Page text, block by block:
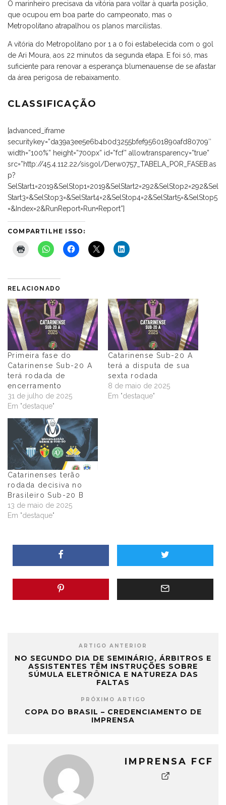
O marinheiro precisava da vitória para voltar à quarta posição,
que ocupou em boa parte do campeonato, mas o
Metropolitano atrapalhou os planos marcilistas.
A vitória do Metropolitano por 1 a 0 foi estabelecida com o gol
de Ari Moura, aos 22 minutos da segunda etapa. E foi só, mas
suficiente para renovar a esperança blumenauense de se afastar
da área perigosa de rebaixamento.
CLASSIFICAÇÃO
[advanced_iframe
securitykey=”da39a3ee5e6b4b0d3255bfef95601890afd80709″
width=”100%” height=”700px” id=”fcf” allowtransparency=”true”
src=”http://45.4.112.22/sisgol/Derw0757_TABELA_POR_FASEB.as
p?
SelStart1=2019&SelStop1=2019&SelStart2=292&SelStop2=292&Sel
Start3=&SelStop3=&SelStart4=2&SelStop4=2&SelStart5=&SelStop5
=&Index=2&RunReport=Run+Report”]
COMPARTILHE ISSO:
RELACIONADO
Primeira fase do
Catarinense Sub-20 A
terá rodada de
encerramento
31 de julho de 2025
Em "destaque"
Catarinense Sub-20 A
terá a disputa de sua
sexta rodada
8 de maio de 2025
Em "destaque"
Catarinenses terão
rodada decisiva no
Brasileiro Sub-20 B
13 de maio de 2025
Em "destaque"
ARTIGO ANTERIOR
NO SEGUNDO DIA DE SEMINÁRIO, ÁRBITROS E
ASSISTENTES TÊM INSTRUÇÕES SOBRE
SÚMULA ELETRÔNICA E NATUREZA DAS
FALTAS
PRÓXIMO ARTIGO
COPA DO BRASIL – CREDENCIAMENTO DE
IMPRENSA
IMPRENSA FCF